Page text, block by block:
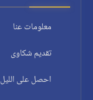
معلومات عنا
تقديم شكاوى
احصل على الليل